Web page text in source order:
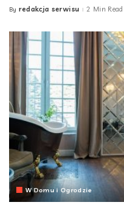
Posted
By redakcja serwisu 2 Min Read
W Domu i Ogrodzie